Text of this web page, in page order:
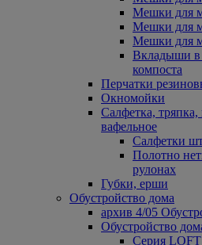
Мешки для
Мешки для
Мешки для
Вкладыши в
компоста
Перчатки
Окномойки
Салфетка,
вафельное
Салфетки
Полотно
рулонах
Губки, ерши
Обустройство дома
архив 4/05
Обустройство
Серия LOFT